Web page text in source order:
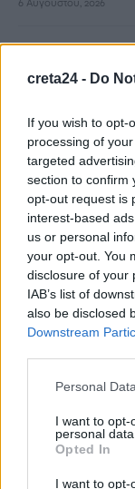
creta24 - Do
If you wish to opt-
processing of
targeted
section to confirm
opt-out request is
interest-based
us or personal
your opt-out. You
disclosure of your
IAB’s list of
also be disclosed
Downstream
Personal
I want to opt-
personal data.
Opted In
I want to opt-
6 Αυγούστου, 2026
κακοσμία
Κάρτα Αγρότη: Τι
χρηματοδοτήσεις
Νέα
6 Αυγούστου, 2026
Τι δείχνει η
90χρονου που
Το Αρκαλοχώρι
6 Αυγούστου, 2026